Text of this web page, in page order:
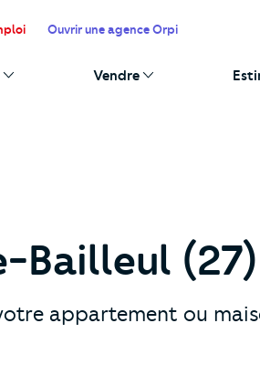
Ouvrir une agence Orpi
Vendre
Bailleul (27)
appartement ou